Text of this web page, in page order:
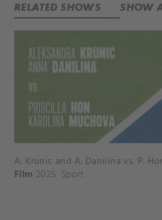
RELATED SHOWS SHOW
Film 2025 Sport